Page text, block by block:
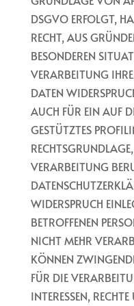
DSGVO ERFOLGT,
RECHT, AUS
BESONDEREN
VERARBEITUNG
DATEN
AUCH FÜR EIN AUF
GESTÜTZTES
VERARBEITUNG
WIDERSPRUCH
BETROFFENEN
NICHT MEHR
KÖNNEN
FÜR DIE
INTERESSEN,